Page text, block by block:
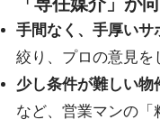
手間なく、手厚いサ
絞り、プロの意見を
少し条件が難しい物
など、営業マンの